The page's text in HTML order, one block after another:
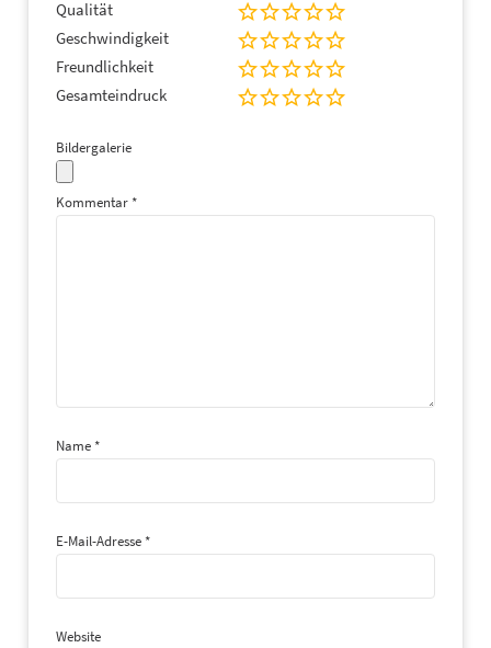
Qualität
Geschwindigkeit
Freundlichkeit
Gesamteindruck
Bildergalerie
Kommentar *
Name *
E-Mail-Adresse *
Website